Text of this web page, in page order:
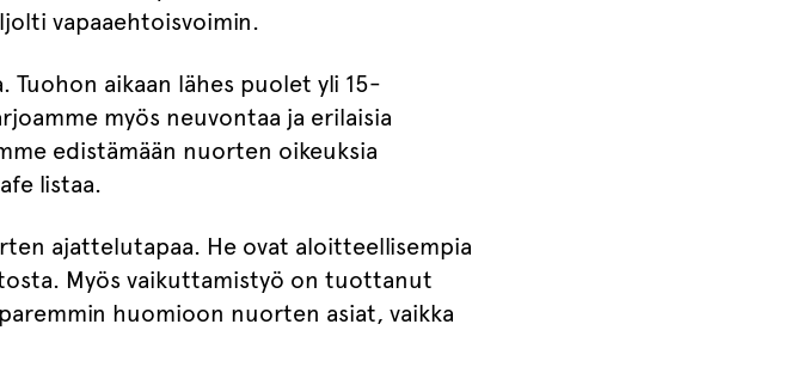
vapaaehtoisvoimin.
aikaan lähes puolet yli 15-
myös neuvontaa ja erilaisia
edistämään nuorten oikeuksia
listaa.
ajattelutapaa. He ovat aloitteellisempia
Myös vaikuttamistyö on tuottanut
huomioon nuorten asiat, vaikka